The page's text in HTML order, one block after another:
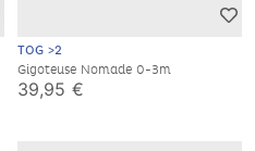
TOG >2
Gigoteuse Nomade 0-3m
39,95 €